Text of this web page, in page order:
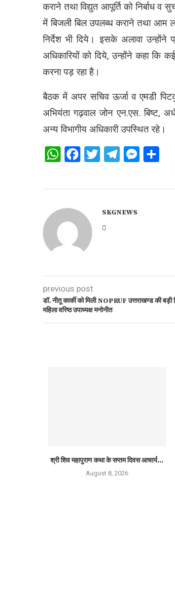
कराने तथा विद्युत आपूर्ति को निर्बाध
में बिजली बिल उपलब्ध कराने तथा आम
निर्देश भी दिये। इसके अलावा उन्होंने
अधिकारियों को दिये, उन्होंने कहा कि
करना पड़ रहा है।
बैठक में अपर सचिव ऊर्जा व एमडी
अभियंता गढ़वाल जोन एन.एस. बिष्ट,
अन्य विभागीय अधिकारी उपस्थित रहे।
WhatsApp
Facebook
Twitter
Telegram
SKGNEWS
previous post
डॉ. नीतू कार्की को मिली NOPRUF उत्तराखण्ड की बड़ी
महिला वरिष्ठ उपाध्यक्ष मनोनीत
श्री शिव महापुराण कथा के सप्तम दिवस आचार्य...
August 8, 2026